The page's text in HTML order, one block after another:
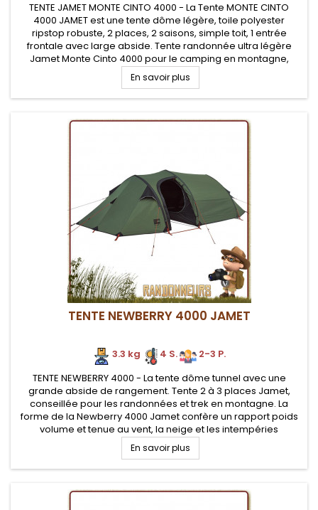
TENTE JAMET MONTE CINTO 4000 - La Tente MONTE CINTO
4000 JAMET est une tente dôme légère, toile polyester
ripstop robuste, 2 places, 2 saisons, simple toit, 1 entrée
frontale avec large abside. Tente randonnée ultra légère
Jamet Monte Cinto 4000 pour le camping en montagne,
profilée en forme de tunnel pour une meilleure tenue au vent
En savoir plus
TENTE NEWBERRY 4000 JAMET
3.3 kg 4 S.
2-3 P.
TENTE NEWBERRY 4000 - La tente dôme tunnel avec une
grande abside de rangement. Tente 2 à 3 places Jamet,
conseillée pour les randonnées et trek en montagne. La
forme de la Newberry 4000 Jamet confère un rapport poids
volume et tenue au vent, la neige et les intempéries
En savoir plus